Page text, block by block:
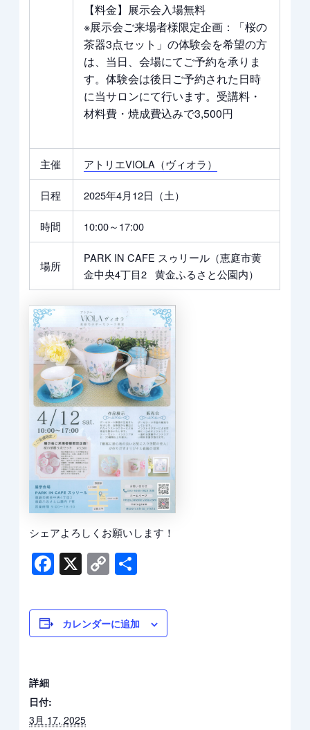
【料金】展示会入場無料
※展示会ご来場者様限定企画：「桜の
茶器3点セット」の体験会を希望の方
は、当日、会場にてご予約を承りま
す。体験会は後日ご予約された日時
に当サロンにて行います。受講料・
材料費・焼成費込みで3,500円
主催 アトリエVIOLA（ヴィオラ）
日程 2025年4月12日（土）
時間 10:00～17:00
場所
PARK IN CAFE スゥリール（恵庭市黄
金中央4丁目2 黄金ふるさと公園内）
シェアよろしくお願いします！
Facebook
X Copy
Link
カレンダーに追加
詳細
日付:
3月 17, 2025